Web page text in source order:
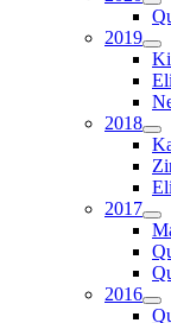
2019
2018
2017
2016